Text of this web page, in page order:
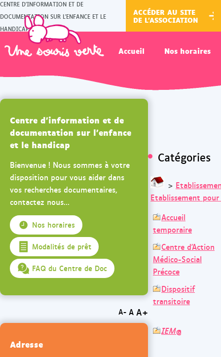
CENTRE D'INFORMATION ET DE
DOCUMENTATION SUR L'ENFANCE ET LE
HANDICAP
ACCÉDER AU SITE
DE L'ASSOCIATION
Accueil Nos horaires
Catégories
>
Etablissement pour
Accueil
temporaire
Centre d'Action
Médico-Social
Précoce
Dispositif
transitoire
IEM@
Centre d'information et de
documentation sur l'enfance
et le handicap
Bienvenue ! Nous sommes à votre
disposition pour vous aider dans
vos recherches documentaires,
contactez nous...
Nos horaires
Modalités de prêt
FAQ du Centre de Doc
A- A A+
Adresse